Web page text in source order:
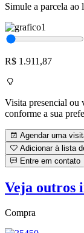
Simule a parcela ao
R$ 1.911,87
Visita presencial ou
conforme a sua
Agendar uma
Adicionar à lista
Entre em contato
Veja outros
Compra